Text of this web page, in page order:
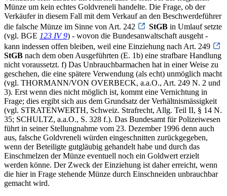
Münze um kein echtes Goldvreneli handelte. Die Frage, ob der
Verkäufer in diesem Fall mit dem Verkauf an den Beschwerdeführer
die falsche Münze im Sinne von Art. 242
StGB in Umlauf setzte
(vgl. BGE 123 IV 9) - wovon die Bundesanwaltschaft ausgeht -
kann indessen offen bleiben, weil eine Einziehung nach Art. 249
StGB nach dem oben Ausgeführten (E. 1b) eine strafbare Handlung
nicht voraussetzt. f) Das Unbrauchbarmachen hat in einer Weise zu
geschehen, die eine spätere Verwendung (als echt) unmöglich macht
(vgl. THORMANN/VON OVERBECK, a.a.O., Art. 249 N. 2 und
3). Erst wenn dies nicht möglich ist, kommt eine Vernichtung in
Frage; dies ergibt sich aus dem Grundsatz der Verhältnismässigkeit
(vgl. STRATENWERTH, Schweiz. Strafrecht, Allg. Teil II, § 14 N.
35; SCHULTZ, a.a.O., S. 328 f.). Das Bundesamt für Polizeiwesen
führt in seiner Stellungnahme vom 23. Dezember 1996 denn auch
aus, falsche Goldvreneli würden eingeschnitten zurückgegeben,
wenn der Beteiligte gutgläubig gehandelt habe und durch das
Einschmelzen der Münze eventuell noch ein Goldwert erzielt
werden könne. Der Zweck der Einziehung ist daher erreicht, wenn
die hier in Frage stehende Münze durch Einschneiden unbrauchbar
gemacht wird.